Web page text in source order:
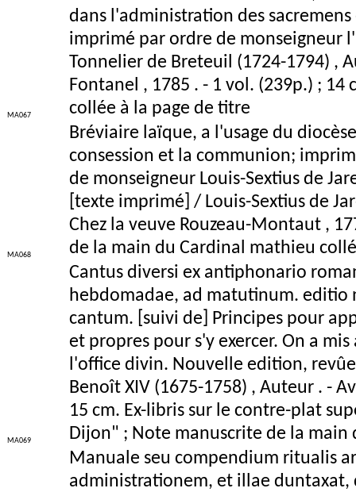
MA067
dans l'administration des
imprimé par ordre de monseigneur
Tonnelier de Breteuil (1724-1794) ,
Fontanel , 1785 . - 1 vol. (239p.) ;
collée à la page de titre
MA068
Bréviaire laïque, a l'usage du
consession et la communion;
de monseigneur Louis-Sextius de
[texte imprimé] / Louis-Sextius de
Chez la veuve Rouzeau-Montaut ,
de la main du Cardinal mathieu
MA069
Cantus diversi ex antiphonario
hebdomadae, ad matutinum. editio
cantum. [suivi de] Principes pour
et propres pour s'y exercer. On a
l'office divin. Nouvelle edition,
Benoît XIV (1675-1758) , Auteur . -
15 cm. Ex-libris sur le contre-plat
Dijon" ; Note manuscrite de la
Manuale seu compendium ritualis
administrationem, et illae duntaxat,